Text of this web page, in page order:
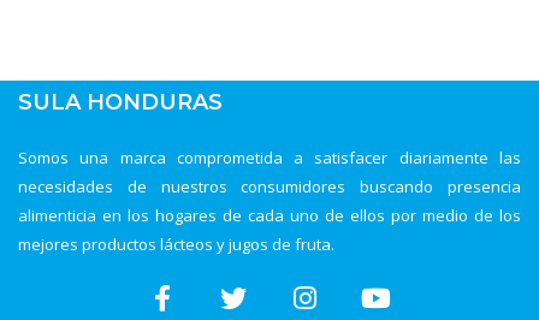
SULA HONDURAS
Somos una marca comprometida a satisfacer diariamente las
necesidades de nuestros consumidores buscando presencia
alimenticia en los hogares de cada uno de ellos por medio de los
mejores productos lácteos y jugos de fruta.